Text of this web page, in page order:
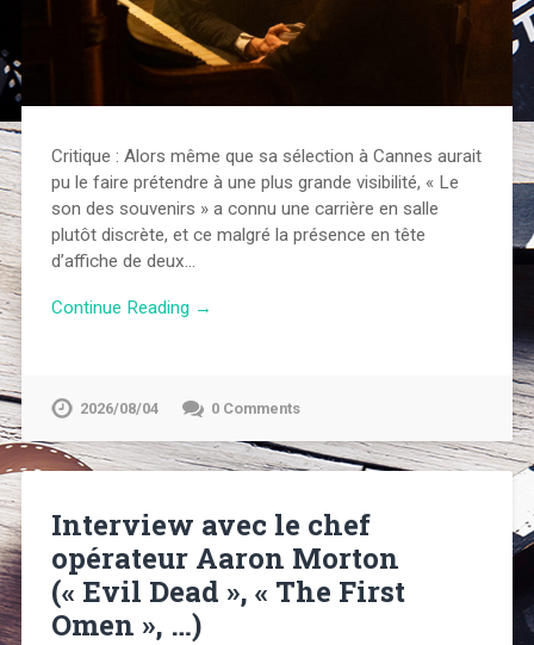
Critique : Alors même que sa sélection à Cannes aurait
pu le faire prétendre à une plus grande visibilité, « Le
son des souvenirs » a connu une carrière en salle
plutôt discrète, et ce malgré la présence en tête
d’affiche de deux…
Continue Reading →
2026/08/04 0 Comments
Interview avec le chef
opérateur Aaron Morton
(« Evil Dead », « The First
Omen », …)